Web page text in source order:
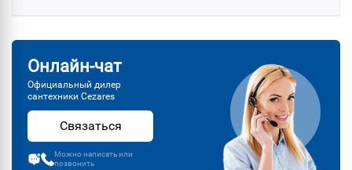
Онлайн-чат
Официальный дилер
сантехники Cezares
Связаться
Можно написать или
позвонить